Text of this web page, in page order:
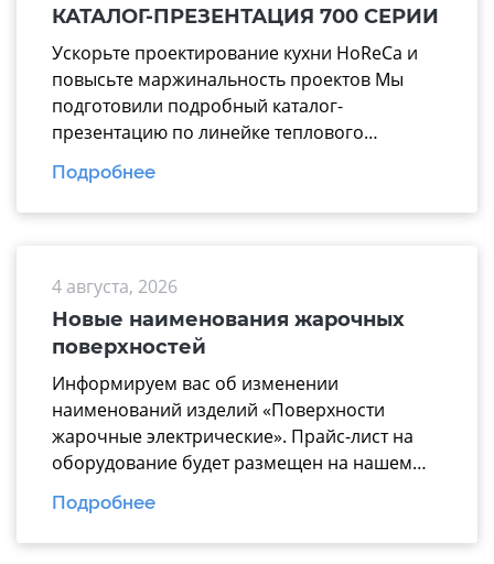
КАТАЛОГ-ПРЕЗЕНТАЦИЯ 700 СЕРИИ
Ускорьте проектирование кухни HoReCa и
повысьте маржинальность проектов Мы
подготовили подробный каталог-
презентацию по линейке теплового
оборудования 700 серии производства
завода «Марихолодмаш». Этот материал
поможет вашим менеджерам тратить
надежные технологические линии, где все
модули работают по единому стандарту. В
презентацию вошли ключевые модули для
эффективной комплектации горячего […]
Подробнее
4 августа, 2026
Новые наименования жарочных
поверхностей
Информируем вас об изменении
наименований изделий «Поверхности
жарочные электрические». Прайс-лист на
оборудование будет размещен на нашем
официальном
сайте https://www.mariholod.com/ в
Дилерском разделе «Прайсы».
Подробнее